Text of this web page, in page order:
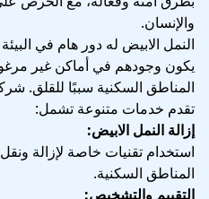
والإنسان.
النمل الابيض له دور هام في
يكون وجودهم في أماكن غير
المناطق السكنية سببًا للقلق.
تقدم خدمات متنوعة تشمل:
إزالة النمل الابيض:
استخدام تقنيات خاصة لإزالة
المناطق السكنية.
التقييم والتشخيص: